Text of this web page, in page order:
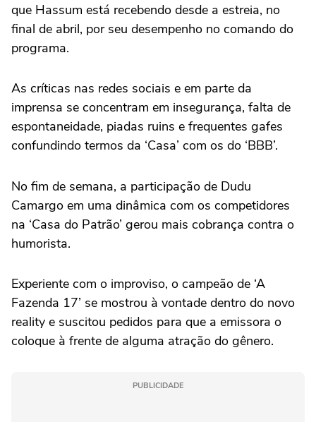
que Hassum está recebendo desde a estreia, no
final de abril, por seu desempenho no comando do
programa.
As críticas nas redes sociais e em parte da
imprensa se concentram em insegurança, falta de
espontaneidade, piadas ruins e frequentes gafes
confundindo termos da ‘Casa’ com os do ‘BBB’.
No fim de semana, a participação de Dudu
Camargo em uma dinâmica com os competidores
na ‘Casa do Patrão’ gerou mais cobrança contra o
humorista.
Experiente com o improviso, o campeão de ‘A
Fazenda 17’ se mostrou à vontade dentro do novo
reality e suscitou pedidos para que a emissora o
coloque à frente de alguma atração do gênero.
PUBLICIDADE